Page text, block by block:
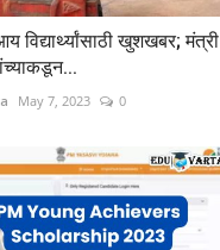
विद्यार्थ्यांसाठी खुशखबर; मंत्री
May 7, 2023 0